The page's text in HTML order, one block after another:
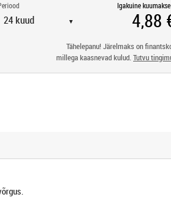
▼
Igakuine
Tähelepanu! Järelmaks on
millega kaasnevad kulud.Tutvu